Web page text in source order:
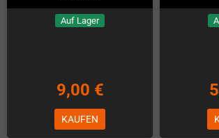
Auf Lager
9,00 €
KAUFEN